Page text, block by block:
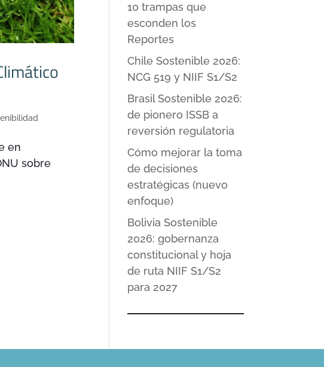
en
sobre
10 trampas que
esconden los
Reportes
Chile Sostenible 2026:
NCG 519 y NIIF S1/S2
Brasil Sostenible 2026:
de pionero ISSB a
reversión regulatoria
Cómo mejorar la toma
de decisiones
estratégicas (nuevo
enfoque)
Bolivia Sostenible
2026: gobernanza
constitucional y hoja
de ruta NIIF S1/S2
para 2027